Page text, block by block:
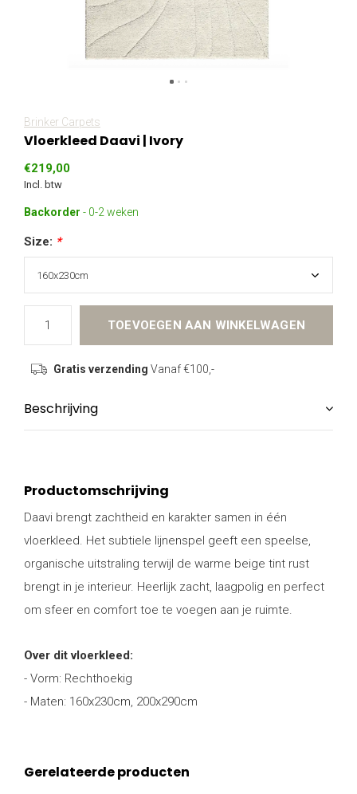
Brinker Carpets
Vloerkleed Daavi | Ivory
€219,00
Incl. btw
Backorder - 0-2 weken
Size: *
TOEVOEGEN AAN WINKELWAGEN
Gratis verzending Vanaf €100,-
Beschrijving
Productomschrijving
Daavi brengt zachtheid en karakter samen in één
vloerkleed. Het subtiele lijnenspel geeft een speelse,
organische uitstraling terwijl de warme beige tint rust
brengt in je interieur. Heerlijk zacht, laagpolig en perfect
om sfeer en comfort toe te voegen aan je ruimte.
Over dit vloerkleed:
- Vorm: Rechthoekig
- Maten: 160x230cm, 200x290cm
Gerelateerde producten